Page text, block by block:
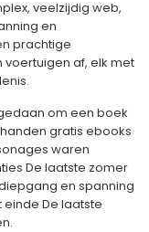
veelzijdig web,
en
prachtige
voertuigen af, elk met
om een boek
gratis ebooks
waren
De laatste zomer
en spanning
De laatste